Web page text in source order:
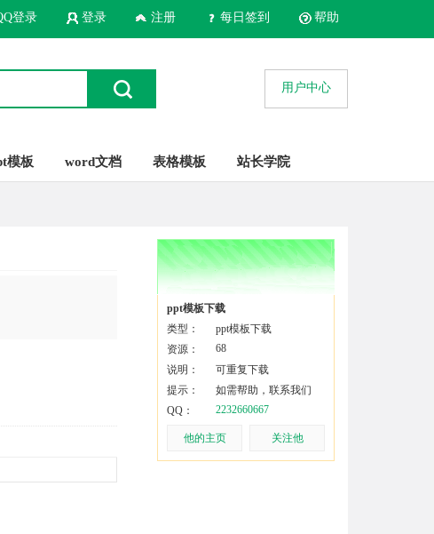
帮助
每日签到
注册
登录
登录
用户中心
模板 word文档 表格模板
站长学院
ppt模板下载
类型：
ppt模板下载
资源：
68
说明：
可重复下载
提示：
如需帮助，联系我们
QQ：
2232660667
他的主页 关注他